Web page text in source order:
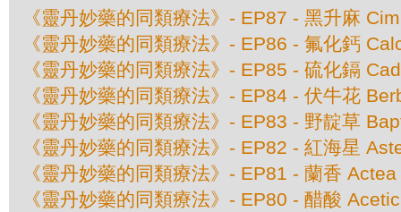
《靈丹妙藥的同類療法》- EP87 - 黑升麻
《靈丹妙藥的同類療法》- EP86 - 氟化鈣
《靈丹妙藥的同類療法》- EP85 - 硫化鎘
《靈丹妙藥的同類療法》- EP84 - 伏牛花
《靈丹妙藥的同類療法》- EP83 - 野靛草
《靈丹妙藥的同類療法》- EP82 - 紅海星
《靈丹妙藥的同類療法》- EP81 - 蘭香
《靈丹妙藥的同類療法》- EP80 - 醋酸